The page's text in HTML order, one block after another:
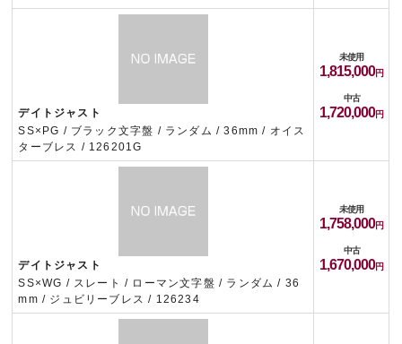
デイトジャスト
SS×PG / ブラック文字盤 / ランダム / 36mm / オイス
ターブレス / 126201G
未使用
1,815,000
中古
1,720,000
デイトジャスト
SS×WG / スレート / ローマン文字盤 / ランダム / 36
mm / ジュビリーブレス / 126234
未使用
1,758,000
中古
1,670,000